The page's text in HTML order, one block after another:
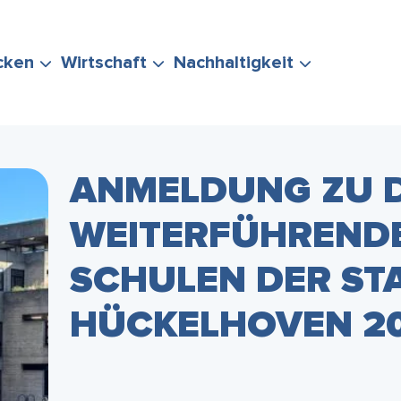
POLITIK &
VERWALTUNG
EVENTS
STADTMARKETING
Wirtschaft Nachhaltigkeit
KLIMASCHUTZ
& MOBILITÄT
FRAGE
ANMELDUNG ZU
SCHULEN DER
HÜCKELHOVEN